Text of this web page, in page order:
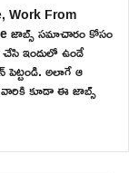
Work From
జాబ్స్ సమాచారం కోసం
ఇందులో ఉండే
పెట్టండి. అలాగే ఆ
వారికి కూడా ఈ జాబ్స్